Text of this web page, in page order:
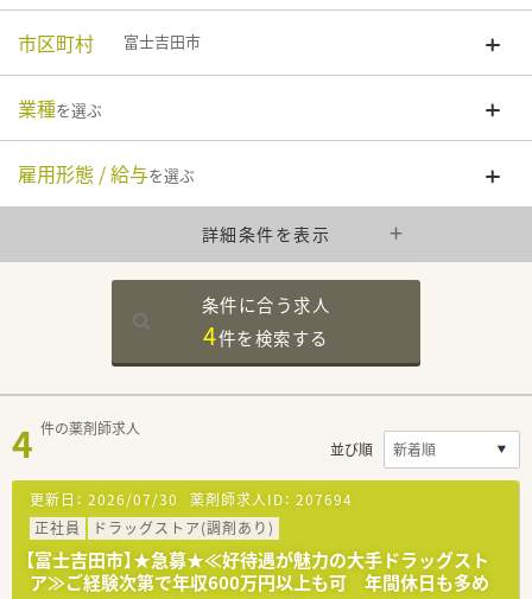
市区町村 富士吉田市
業種を選ぶ
雇用形態 / 給与を選ぶ
詳細条件を表示
条件に合う求人
4件を検索する
4 件の薬剤師求人
並び順
更新日： 2026/07/30 薬剤師求人ID： 207694
正社員
ドラッグストア(調剤あり)
【富士吉田市】★急募★≪好待遇が魅力の大手ドラッグスト
ア≫ご経験次第で年収600万円以上も可 年間休日も多め